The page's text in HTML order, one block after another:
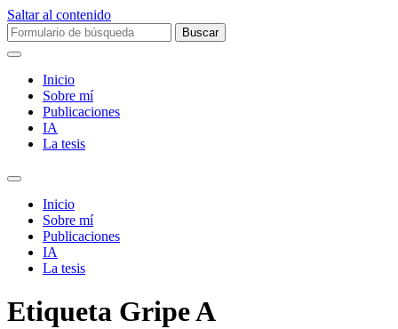
Saltar al contenido
Buscar:
Inicio
Sobre mí­
Publicaciones
IA
La tesis
Alternar
campo
búsqueda
Inicio
Sobre mí­
Publicaciones
IA
La tesis
Etiqueta Gripe A